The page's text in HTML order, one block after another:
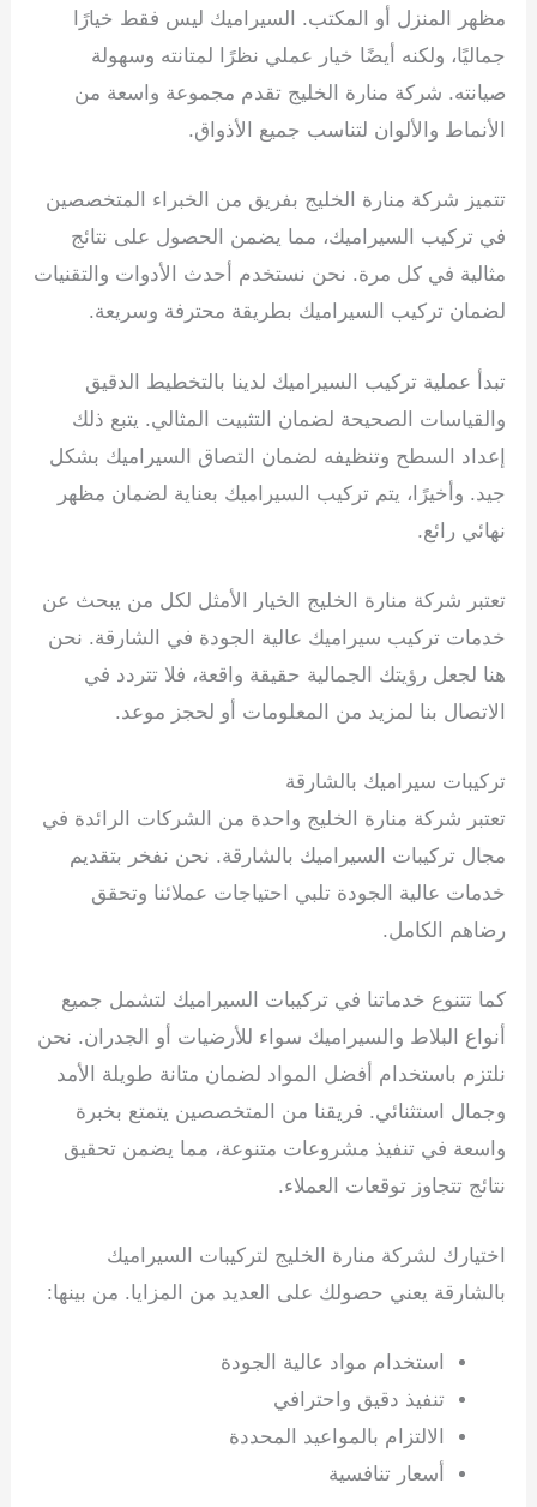
مظهر المنزل أو المكتب. السيراميك ليس فقط خيارًا
جماليًا، ولكنه أيضًا خيار عملي نظرًا لمتانته وسهولة
صيانته. شركة منارة الخليج تقدم مجموعة واسعة من
الأنماط والألوان لتناسب جميع الأذواق.
تتميز شركة منارة الخليج بفريق من الخبراء المتخصصين
في تركيب السيراميك، مما يضمن الحصول على نتائج
مثالية في كل مرة. نحن نستخدم أحدث الأدوات والتقنيات
لضمان تركيب السيراميك بطريقة محترفة وسريعة.
تبدأ عملية تركيب السيراميك لدينا بالتخطيط الدقيق
والقياسات الصحيحة لضمان التثبيت المثالي. يتبع ذلك
إعداد السطح وتنظيفه لضمان التصاق السيراميك بشكل
جيد. وأخيرًا، يتم تركيب السيراميك بعناية لضمان مظهر
نهائي رائع.
تعتبر شركة منارة الخليج الخيار الأمثل لكل من يبحث عن
خدمات تركيب سيراميك عالية الجودة في الشارقة. نحن
هنا لجعل رؤيتك الجمالية حقيقة واقعة، فلا تتردد في
الاتصال بنا لمزيد من المعلومات أو لحجز موعد.
تركيبات سيراميك بالشارقة
تعتبر شركة منارة الخليج واحدة من الشركات الرائدة في
مجال تركيبات السيراميك بالشارقة. نحن نفخر بتقديم
خدمات عالية الجودة تلبي احتياجات عملائنا وتحقق
رضاهم الكامل.
كما تتنوع خدماتنا في تركيبات السيراميك لتشمل جميع
أنواع البلاط والسيراميك سواء للأرضيات أو الجدران. نحن
نلتزم باستخدام أفضل المواد لضمان متانة طويلة الأمد
وجمال استثنائي. فريقنا من المتخصصين يتمتع بخبرة
واسعة في تنفيذ مشروعات متنوعة، مما يضمن تحقيق
نتائج تتجاوز توقعات العملاء.
اختيارك لشركة منارة الخليج لتركيبات السيراميك
بالشارقة يعني حصولك على العديد من المزايا. من بينها:
استخدام مواد عالية الجودة
تنفيذ دقيق واحترافي
الالتزام بالمواعيد المحددة
أسعار تنافسية